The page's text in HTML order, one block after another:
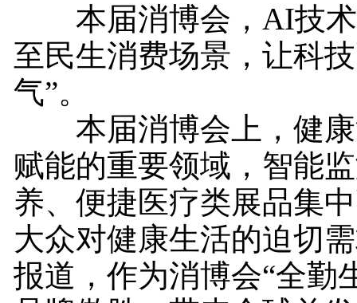
本届消博会，AI技术
至民生消费场景，让科
气”。
本届消博会上，健康
赋能的重要领域，智能
养、便捷医疗类展品集
大众对健康生活的迫切
报道，作为消博会“全勤